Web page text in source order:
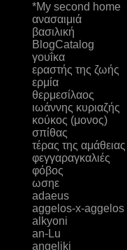
*My second home
ανασαιμιά
βασιλική
ΒlogCatalog
γουΐκα
εραστής της ζωής
ερμία
θερμεσίλαος
ιωάννης κυριαζής
κούκος (μονος)
σπίθας
τέρας της αμάθειας
φεγγαραγκαλιές
φόβος
ωσηε
adaeus
aggelos-x-aggelos
alkyoni
an-Lu
angeliki